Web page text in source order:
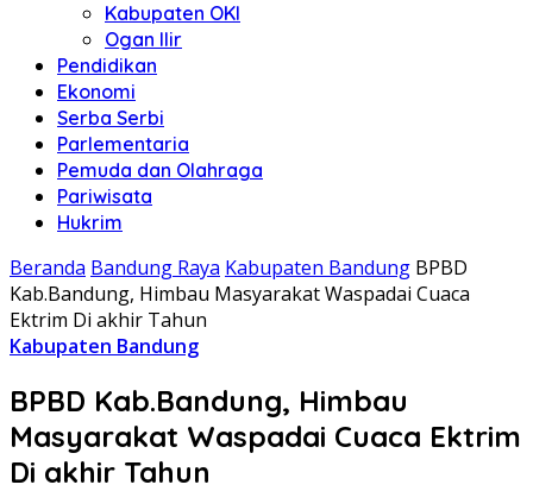
Kabupaten OKI
Ogan Ilir
Pendidikan
Ekonomi
Serba Serbi
Parlementaria
Pemuda dan Olahraga
Pariwisata
Hukrim
Beranda Bandung Raya Kabupaten Bandung BPBD
Kab.Bandung, Himbau Masyarakat Waspadai Cuaca
Ektrim Di akhir Tahun
Kabupaten Bandung
BPBD Kab.Bandung, Himbau
Masyarakat Waspadai Cuaca Ektrim
Di akhir Tahun